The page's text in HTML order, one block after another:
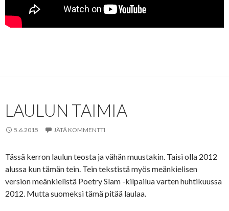
LAULUN TAIMIA
5.6.2015 JÄTÄ KOMMENTTI
Tässä kerron laulun teosta ja vähän muustakin. Taisi olla 2012
alussa kun tämän tein. Tein tekstistä myös meänkielisen
version meänkielistä Poetry Slam -kilpailua varten huhtikuussa
2012. Mutta suomeksi tämä pitää laulaa.